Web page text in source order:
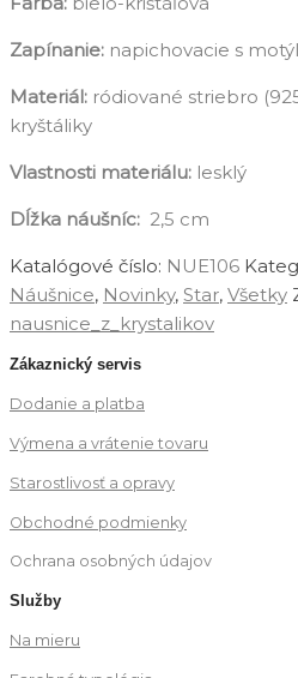
Zapínanie: napichovacie s
Materiál: ródiované striebro
kryštáliky
Vlastnosti materiálu: lesklý
Dĺžka náušníc: 2,5 cm
Katalógové číslo: NUE106
Náušnice, Novinky, Star, ‎Všetky
nausnice_z_krystalikov
Zákaznický servis
Dodanie a platba
Výmena a vrátenie tovaru
Starostlivosť a opravy
Obchodné podmienky
Ochrana osobných údajov
Služby
Na mieru